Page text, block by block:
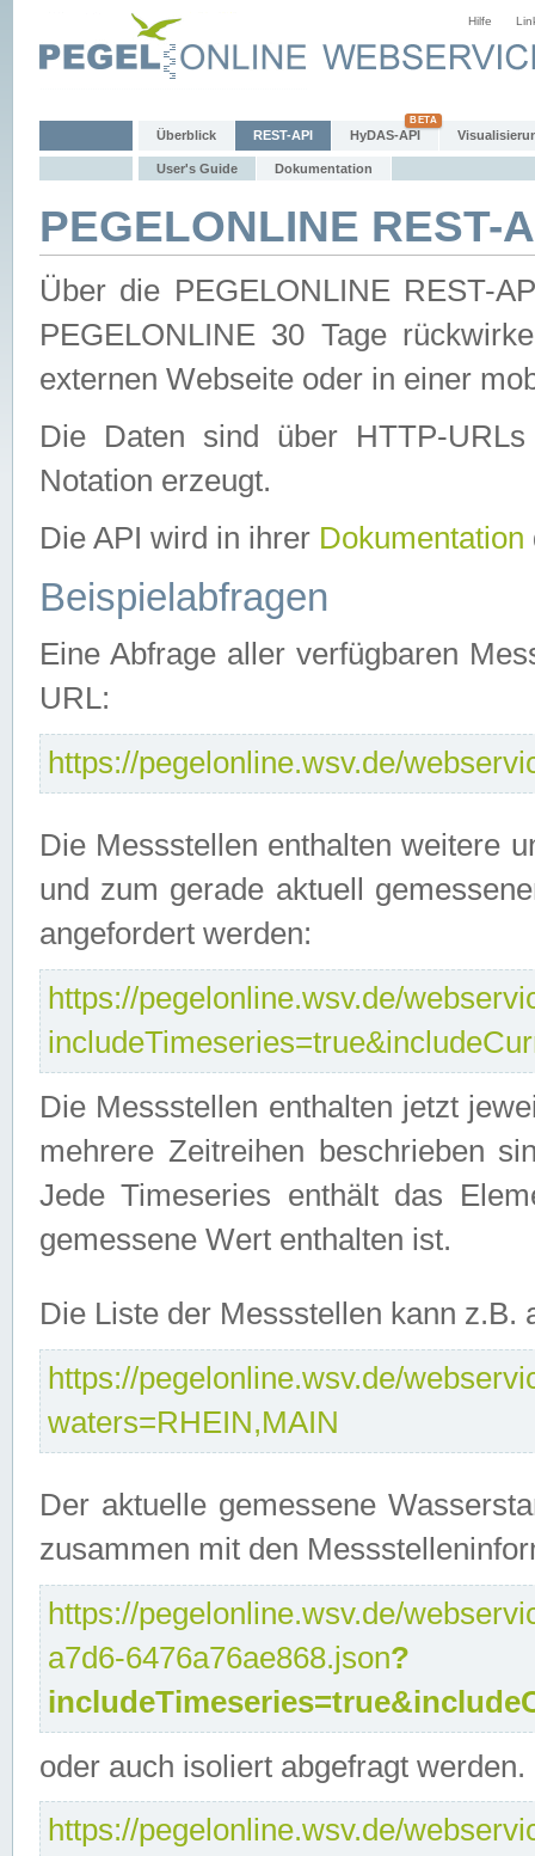
Hilfe
Überblick REST-API HyDAS-API
User's Guide Dokumentation
PEGELONLINE REST-
Über die PEGELONLINE REST-
PEGELONLINE 30 Tage
externen Webseite oder in einer
Die Daten sind über HTTP-
Notation erzeugt.
Die API wird in ihrer Dokumentation
Beispielabfragen
Eine Abfrage aller verfügbaren
URL:
https://pegelonline.wsv.de/
Die Messstellen enthalten weitere
und zum gerade aktuell
angefordert werden:
https://pegelonline.wsv.de/
Die Messstellen enthalten jetzt
mehrere Zeitreihen beschrieben
Jede Timeseries enthält das
gemessene Wert enthalten ist.
Die Liste der Messstellen kann
https://pegelonline.wsv.de/
waters=RHEIN,MAIN
Der aktuelle gemessene
zusammen mit den
https://pegelonline.wsv.de/
a7d6-6476a76ae868.json?
oder auch isoliert abgefragt werden.
https://pegelonline.wsv.de/